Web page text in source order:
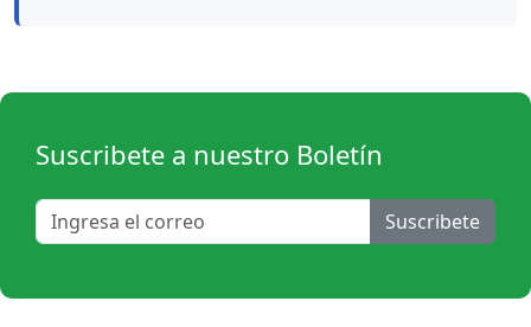
Suscribete a nuestro Boletín
Suscribete